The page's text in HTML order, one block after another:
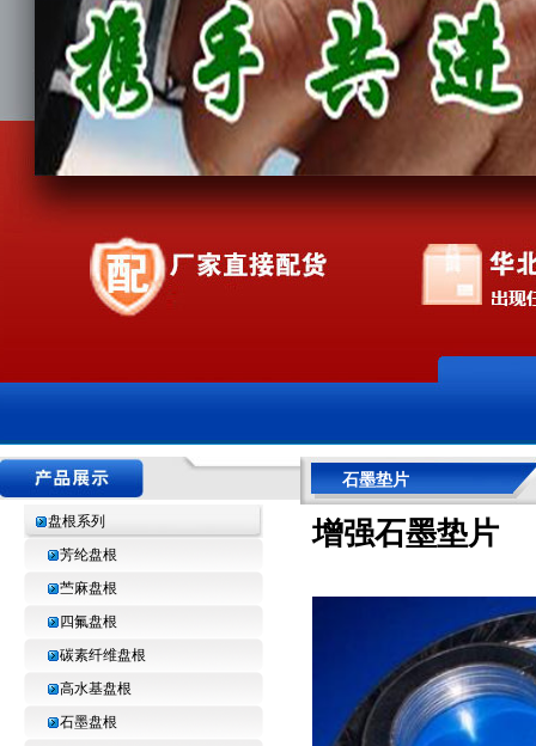
盘根系列
芳纶盘根
苎麻盘根
四氟盘根
碳素纤维盘根
高水基盘根
石墨盘根
石墨垫片
增强石墨垫片